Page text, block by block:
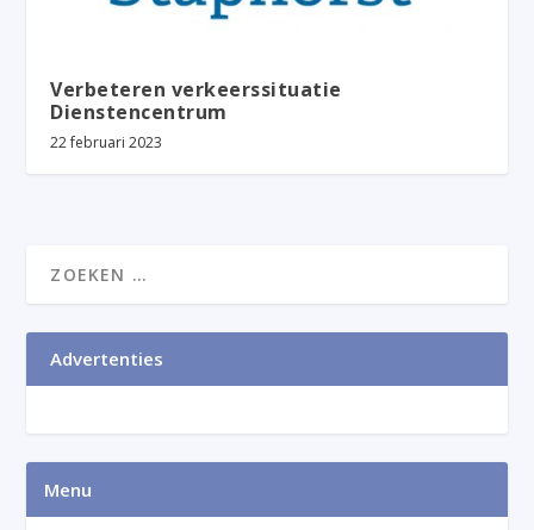
Verbeteren verkeerssituatie
Dienstencentrum
22 februari 2023
Advertenties
Menu